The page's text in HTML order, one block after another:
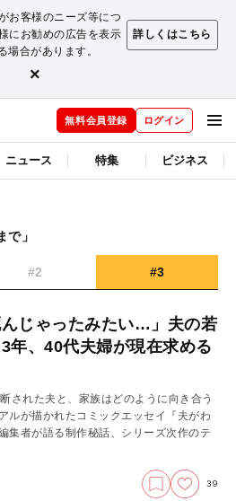
お客様のニーズ等につ
にお勧めの広告を表示
合があります。
詳しくはこちら
×
無料会員登録 ログイン
ニュース 特集 ビジネス
で」
#2 #3
んじゃったみたい…」夫の若
年、40代夫婦が現在求める
された夫と、家族はどのように向き合う
が描かれたコミックエッセイ『夫がわ
集者が語る制作秘話、シリーズ次作のテ
39